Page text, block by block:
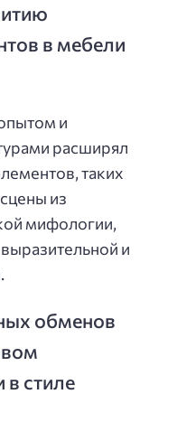
в мебели
и
расширял
таких
из
мифологии,
и
обменов
в стиле